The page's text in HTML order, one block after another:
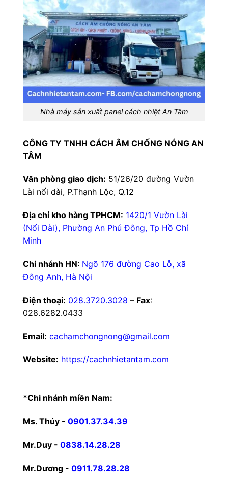
Nhà máy sản xuất panel cách nhiệt An Tâm
CÔNG TY TNHH CÁCH ÂM CHỐNG NÓNG AN
TÂM
Văn phòng giao dịch: 51/26/20 đường Vườn
Lài nối dài, P.Thạnh Lộc, Q.12
Địa chỉ kho hàng TPHCM: 1420/1 Vườn Lài
(Nối Dài), Phường An Phú Đông, Tp Hồ Chí
Minh
Chi nhánh HN: Ngõ 176 đường Cao Lỗ, xã
Đông Anh, Hà Nội
Điện thoại: 028.3720.3028 – Fax:
028.6282.0433
Email: cachamchongnong@gmail.com
Website: https://cachnhietantam.com
*Chi nhánh miền Nam:
Ms. Thủy - 0901.37.34.39
Mr.Duy - 0838.14.28.28
Mr.Dương - 0911.78.28.28